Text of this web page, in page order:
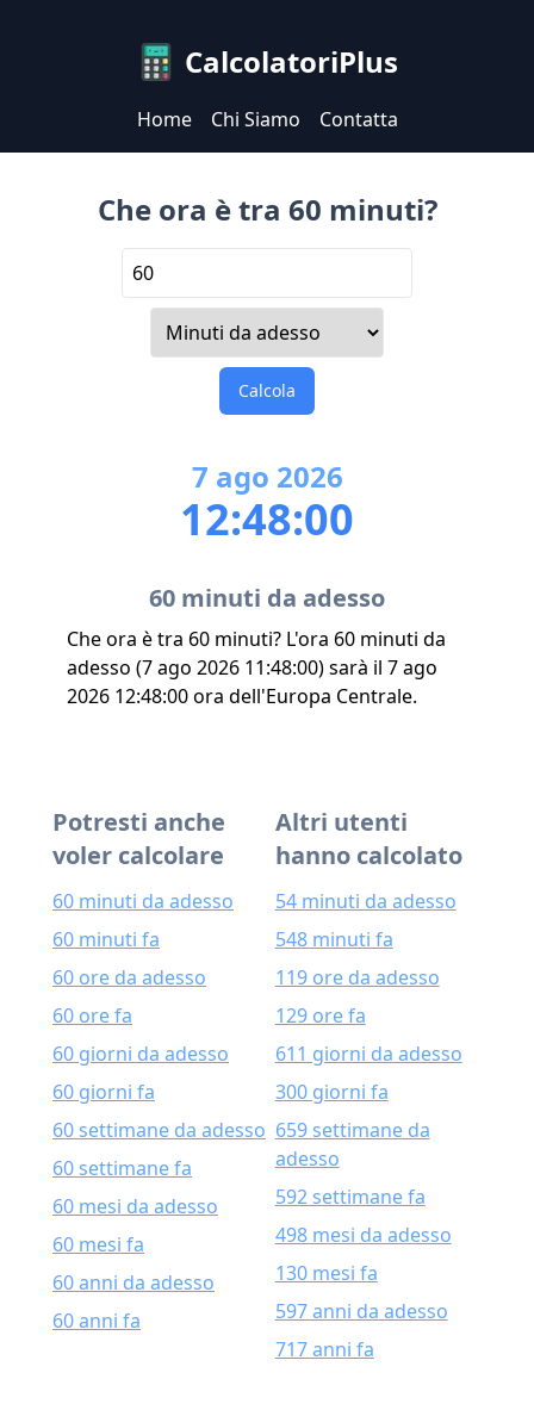
CalcolatoriPlus
Home Chi Siamo Contatta
Che ora è tra 60 minuti?
Calcola
7 ago 2026
12:48:00
60 minuti da adesso
Che ora è tra 60 minuti? L'ora 60 minuti da
adesso (7 ago 2026 11:48:00) sarà il 7 ago
2026 12:48:00 ora dell'Europa Centrale.
Potresti anche
voler calcolare
60 minuti da adesso
60 minuti fa
60 ore da adesso
60 ore fa
60 giorni da adesso
60 giorni fa
60 settimane da adesso
60 settimane fa
60 mesi da adesso
60 mesi fa
60 anni da adesso
60 anni fa
Altri utenti
hanno calcolato
54 minuti da adesso
548 minuti fa
119 ore da adesso
129 ore fa
611 giorni da adesso
300 giorni fa
659 settimane da
adesso
592 settimane fa
498 mesi da adesso
130 mesi fa
597 anni da adesso
717 anni fa